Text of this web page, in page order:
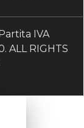
IVA
ALL RIGHTS